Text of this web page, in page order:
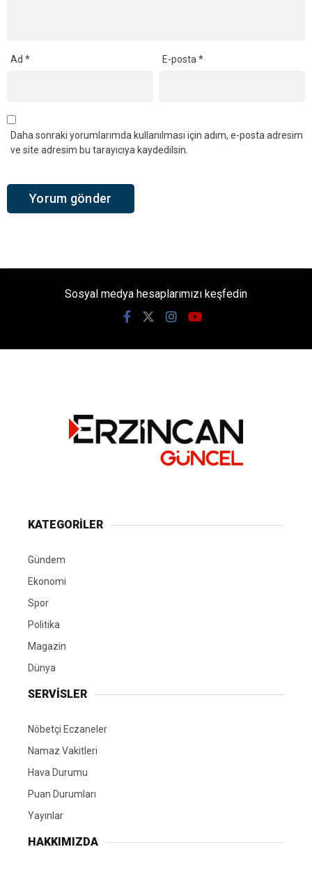
Ad * E-posta*
Daha sonraki yorumlarımda kullanılması için adım, e-posta adresim
ve site adresim bu tarayıcıya kaydedilsin.
Sosyal medya hesaplarımızı keşfedin
KATEGORİLER
Gündem
Ekonomi
Spor
Politika
Magazin
Dünya
SERVİSLER
Nöbetçi Eczaneler
Namaz Vakitleri
Hava Durumu
Puan Durumları
Yayınlar
HAKKIMIZDA